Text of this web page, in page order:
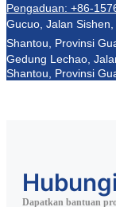
Pengaduan: +86-
Gucuo, Jalan
Shantou, Provinsi
Gedung Lechao,
Shantou, Provinsi
Dapatkan bantuan